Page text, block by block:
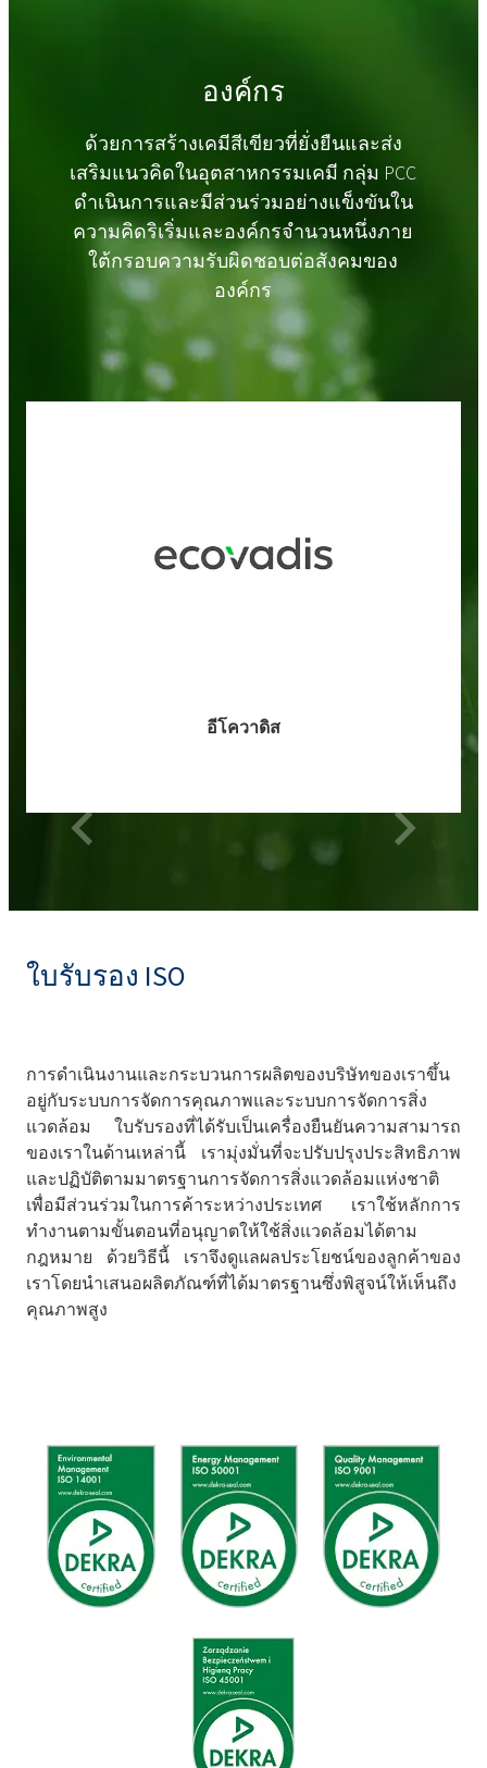
องค์กร
ด้วยการสร้างเคมีสีเขียวที่ยั่งยืนและส่ง
เสริมแนวคิดในอุตสาหกรรมเคมี กลุ่ม PCC
ดำเนินการและมีส่วนร่วมอย่างแข็งขันใน
ความคิดริเริ่มและองค์กรจำนวนหนึ่งภาย
ใต้กรอบความรับผิดชอบต่อสังคมของ
องค์กร
อีโควาดิส
ใบรับรอง ISO
การดำเนินงานและกระบวนการผลิตของบริษัทของเราขึ้น
อยู่กับระบบการจัดการคุณภาพและระบบการจัดการสิ่ง
แวดล้อม ใบรับรองที่ได้รับเป็นเครื่องยืนยันความสามารถ
ของเราในด้านเหล่านี้ เรามุ่งมั่นที่จะปรับปรุงประสิทธิภาพ
และปฏิบัติตามมาตรฐานการจัดการสิ่งแวดล้อมแห่งชาติ
เพื่อมีส่วนร่วมในการค้าระหว่างประเทศ เราใช้หลักการ
ทำงานตามขั้นตอนที่อนุญาตให้ใช้สิ่งแวดล้อมได้ตาม
กฎหมาย ด้วยวิธีนี้ เราจึงดูแลผลประโยชน์ของลูกค้าของ
เราโดยนำเสนอผลิตภัณฑ์ที่ได้มาตรฐานซึ่งพิสูจน์ให้เห็นถึง
คุณภาพสูง